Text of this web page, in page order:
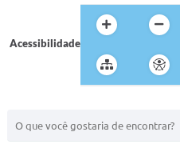
Acessibilidade